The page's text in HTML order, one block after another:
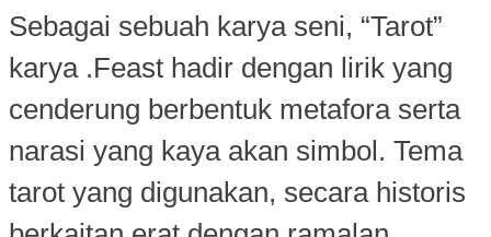
Sebagai sebuah karya seni, “Tarot”
karya .Feast hadir dengan lirik yang
cenderung berbentuk metafora serta
narasi yang kaya akan simbol. Tema
tarot yang digunakan, secara historis